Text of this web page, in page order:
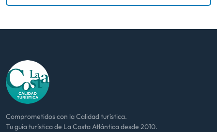
Comprometidos con la Calidad turística.
Tu guía turística de La Costa Atlántica desde 2010.